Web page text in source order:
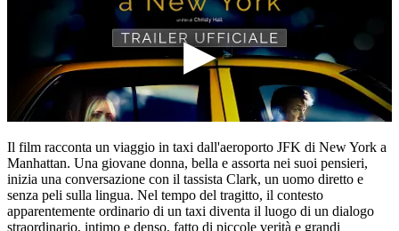
Il film racconta un viaggio in taxi dall'aeroporto JFK di New York a
Manhattan. Una giovane donna, bella e assorta nei suoi pensieri,
inizia una conversazione con il tassista Clark, un uomo diretto e
senza peli sulla lingua. Nel tempo del tragitto, il contesto
apparentemente ordinario di un taxi diventa il luogo di un dialogo
straordinario, intimo e denso, fatto di piccole verità e grandi